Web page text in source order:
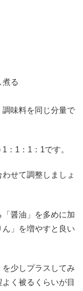
煮る
味料を同じ分量で
：1：1：1です。
せて調整しましょ
醤油」を多めに加
」を増やすと良い
少しプラスしてみ
く被るくらいが目